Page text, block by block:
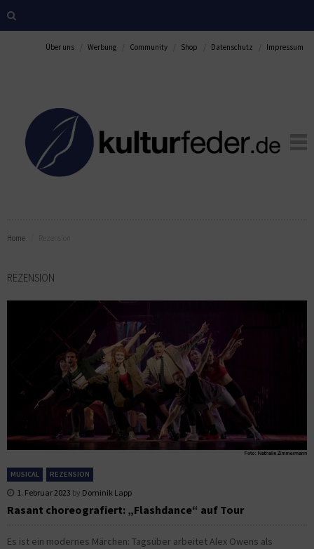
Über uns Werbung Community Shop Datenschutz Impressum
Home
REZENSION
MUSICAL REZENSION
1. Februar 2023 by Dominik Lapp
Rasant choreografiert: „Flashdance“ auf Tour
Es ist ein modernes Märchen: Tagsüber arbeitet Alex Owens als